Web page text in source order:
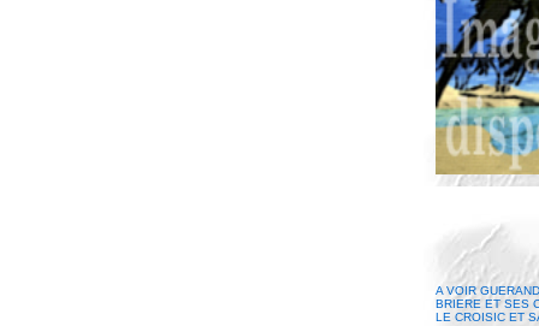
A VOIR
BRIERE ET SES
LE CROISIC ET